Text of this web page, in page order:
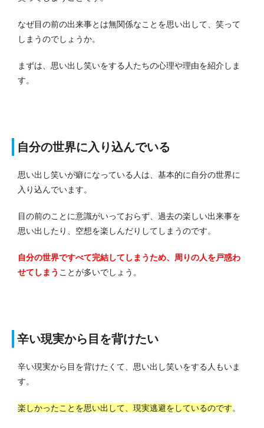
なぜ目の前の出来事とは無関係なことを思い出して、笑って
しまうのでしょうか。
まずは、思い出し笑いをする人たちの心理や理由を紹介しま
す。
自分の世界に入り込んでいる
思い出し笑いが癖になっている人は、基本的に自分の世界に
入り込んでいます。
目の前のことに意識がいっておらず、過去の楽しい出来事を
思い出したり、空想を楽しんだりしてしまうのです。
自分の世界ですべて完結してしまうため、周りの人を戸惑わ
せてしまう ことが多いでしょう。
辛い現実から目を背けたい
辛い現実から目を背けたくて、思い出し笑いをする人もいま
す。
楽しかったことを思い出して、現実逃避をしているのです。